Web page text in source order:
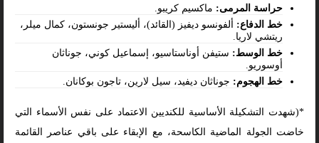
حراسة المرمى: ماكسيم كريبو.
خط الدفاع: ألفونسو ديفيز (القائد)، أليستير جونستون، كمال ميلر،
ريتشي لاريا.
خط الوسط: ستيفن أوناستاسيو، إسماعيل كوني، جوناثان
أوسوريو.
خط الهجوم: جوناثان ديفيد، سيل لارين، تاجون بوكانان.
*(شهدت التشكيلة الأساسية للكنديين الاعتماد على نفس الأسماء التي
خاضت الجولة الماضية الكاسحة، مع الإبقاء على باقي عناصر القائمة